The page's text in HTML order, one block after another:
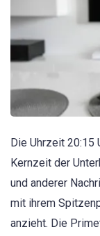
Die Uhrzeit 20:15
Kernzeit der
und anderer
mit ihrem
anzieht. Die